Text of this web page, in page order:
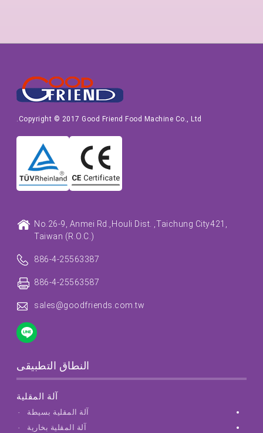
Copyright © 2017 Good Friend Food Machine Co., Ltd.
No.26-9, Anmei Rd.,Houli Dist. , Taichung City421,
Taiwan (R.O.C.)
886-4-25563387
886-4-25563587
sales@goodfriends.com.tw
النطاق التطبيقى
آلة المقلية
آلة المقلية بسيطة
آلة المقلية بخارية